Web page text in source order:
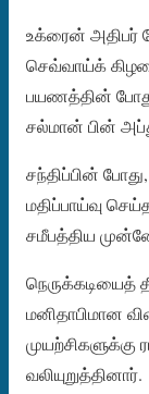
உக்ரைன் அதிபர்
செவ்வாய்க்
பயணத்தின்
சல்மான் பின்
சந்திப்பின்
மதிப்பாய்வு
சமீபத்திய
நெருக்கடியைத்
மனிதாபிமான
வலியுறுத்தினார்.